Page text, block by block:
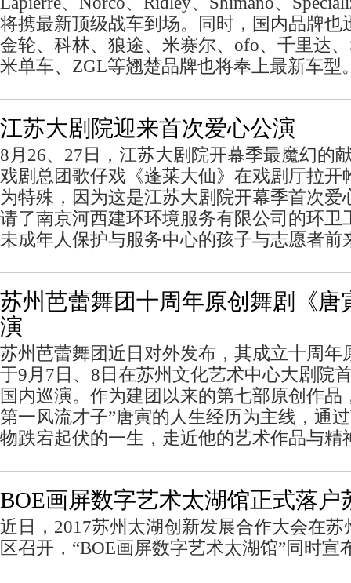
将携最新顶级战车到场。同时，国内品牌也
金轮、科林、狼途、米赛尔、ofo、千里达
米单车、ZGL等翘楚品牌也将奉上最新车型
江苏大剧院迎来首次爱心公演
8月26、27日，江苏大剧院开幕季最魔幻
戏剧总团歌仔戏《蓬莱大仙》在戏剧厅拉开
为特殊，因为这是江苏大剧院开幕季首次爱
请了南京河西建环环境服务有限公司的环卫
未成年人保护与服务中心的孩子与志愿者前
苏州芭蕾舞团十周年原创舞剧《唐
演
苏州芭蕾舞团近日对外发布，其成立十周年
于9月7日、8日在苏州文化艺术中心大剧院
国内巡演。作为建团以来的第七部原创作品
第一风流才子”唐寅的人生经历为主线，通
物跌宕起伏的一生，走近他的艺术作品与精
BOE画屏数字艺术太湖馆正式落户
近日，2017苏州太湖创新发展合作大会在
区召开，“BOE画屏数字艺术太湖馆”同时宣